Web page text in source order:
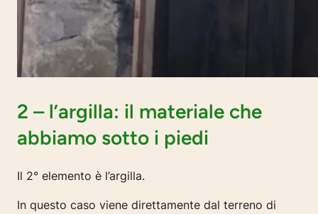
2 – l’argilla: il materiale che
abbiamo sotto i piedi
Il 2° elemento è l’argilla.
In questo caso viene direttamente dal terreno di